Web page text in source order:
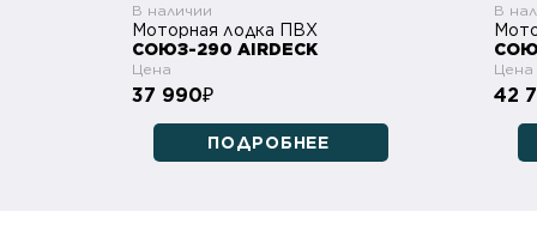
В наличии
Моторная лодка ПВХ
СОЮЗ-290 AIRDECK
Цена
37 990₽
ПОДРОБНЕЕ
В
Цена
42